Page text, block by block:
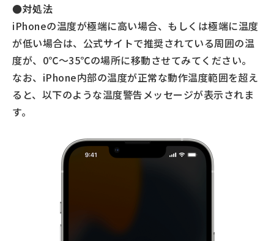
●対処法
iPhoneの温度が極端に高い場合、もしくは極端に温度
が低い場合は、公式サイトで推奨されている周囲の温
度が、0℃～35℃の場所に移動させてみてください。
なお、iPhone内部の温度が正常な動作温度範囲を超え
ると、以下のような温度警告メッセージが表示されま
す。